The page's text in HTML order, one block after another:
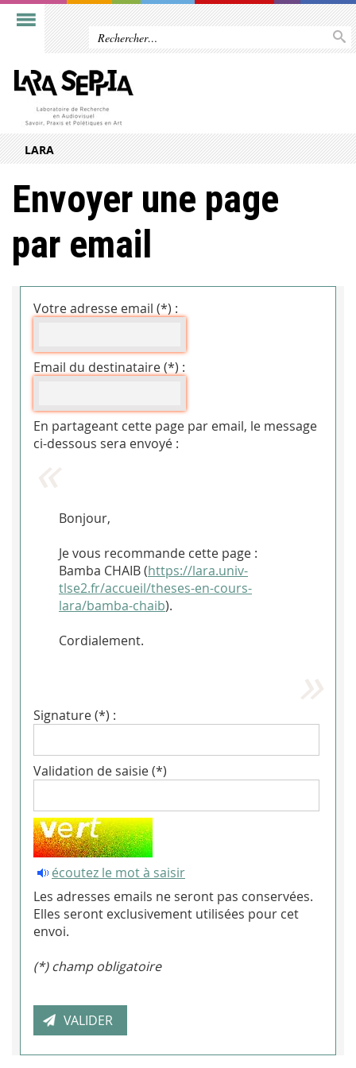
LARA
Envoyer une page
par email
Votre adresse email (*) :
Email du destinataire (*) :
En partageant cette page par email, le message
ci-dessous sera envoyé :
Bonjour,
Je vous recommande cette page :
Bamba CHAIB (https://lara.univ-
tlse2.fr/accueil/theses-en-cours-
lara/bamba-chaib).
Cordialement.
Signature (*) :
Validation de saisie (*)
écoutez le mot à saisir
Les adresses emails ne seront pas conservées.
Elles seront exclusivement utilisées pour cet
envoi.
(*) champ obligatoire